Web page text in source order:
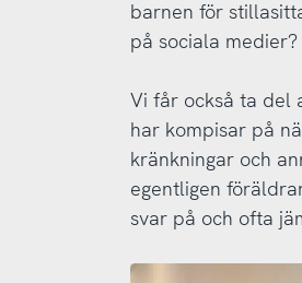
barnen för
på sociala medier?
Vi får också ta del
har kompisar på
kränkningar och
egentligen
svar på och ofta